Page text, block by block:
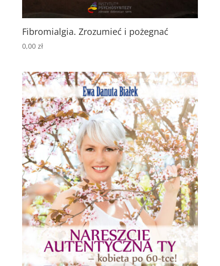
Fibromialgia. Zrozumieć i pożegnać
0,00 zł